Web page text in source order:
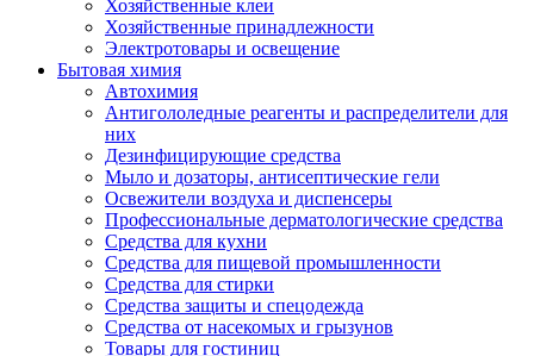
Хозяйственные клеи
Хозяйственные принадлежности
Электротовары и освещение
Бытовая химия
Автохимия
Антигололедные реагенты и распределители для
них
Дезинфицирующие средства
Мыло и дозаторы, антисептические гели
Освежители воздуха и диспенсеры
Профессиональные дерматологические средства
Средства для кухни
Средства для пищевой промышленности
Средства для стирки
Средства защиты и спецодежда
Средства от насекомых и грызунов
Товары для гостиниц